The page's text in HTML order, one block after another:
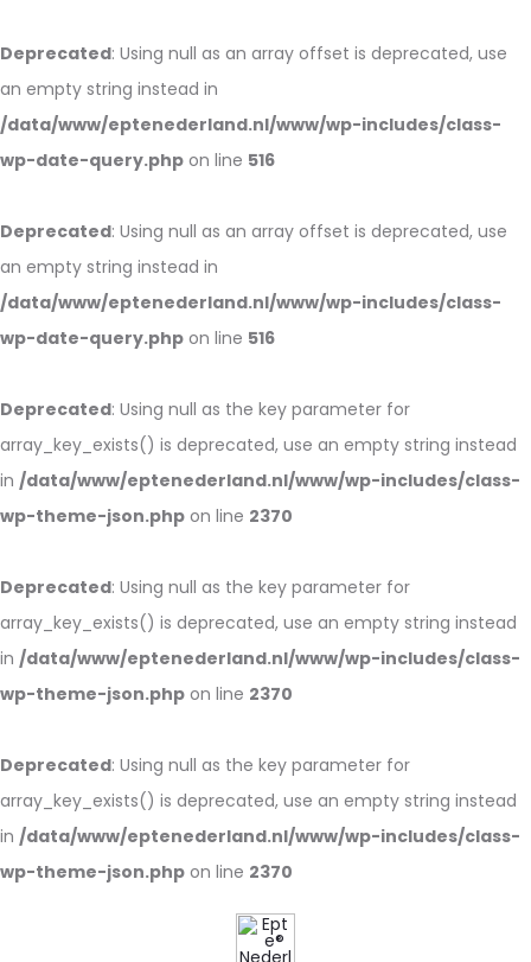
Deprecated: Using null as an array offset is deprecated, use
an empty string instead in
/data/www/eptenederland.nl/www/wp-includes/class-
wp-date-query.php on line 516
Deprecated: Using null as an array offset is deprecated, use
an empty string instead in
/data/www/eptenederland.nl/www/wp-includes/class-
wp-date-query.php on line 516
Deprecated: Using null as the key parameter for
array_key_exists() is deprecated, use an empty string instead
in /data/www/eptenederland.nl/www/wp-includes/class-
wp-theme-json.php on line 2370
Deprecated: Using null as the key parameter for
array_key_exists() is deprecated, use an empty string instead
in /data/www/eptenederland.nl/www/wp-includes/class-
wp-theme-json.php on line 2370
Deprecated: Using null as the key parameter for
array_key_exists() is deprecated, use an empty string instead
in /data/www/eptenederland.nl/www/wp-includes/class-
wp-theme-json.php on line 2370